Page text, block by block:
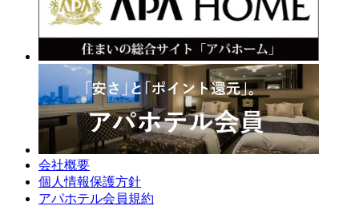
会社概要
個人情報保護方針
アパホテル会員規約